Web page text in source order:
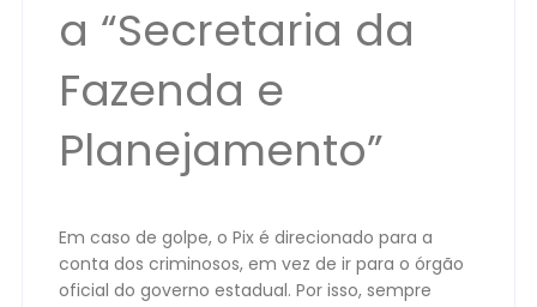
a “Secretaria da
Fazenda e
Planejamento”
Em caso de golpe, o Pix é direcionado para a
conta dos criminosos, em vez de ir para o órgão
oficial do governo estadual. Por isso, sempre